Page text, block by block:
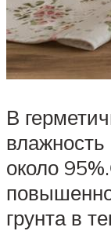
В
влажность
около
грунта в